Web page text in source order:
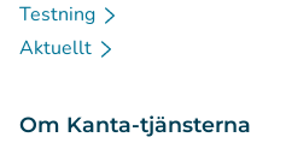
Testning
Aktuellt
Om Kanta-tjänsterna